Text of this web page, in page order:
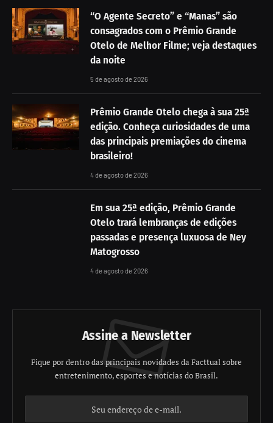
“O Agente Secreto” e “Manas” são
consagrados com o Prêmio Grande
Otelo de Melhor Filme; veja destaques
da noite
5 de agosto de 2026
Prêmio Grande Otelo chega à sua 25ª
edição. Conheça curiosidades de uma
das principais premiações do cinema
brasileiro!
4 de agosto de 2026
Em sua 25ª edição, Prêmio Grande
Otelo trará lembranças de edições
passadas e presença luxuosa de Ney
Matogrosso
4 de agosto de 2026
Assine a Newsletter
Fique por dentro das principais novidades da Facttual sobre
entretenimento, esportes e notícias do Brasil.